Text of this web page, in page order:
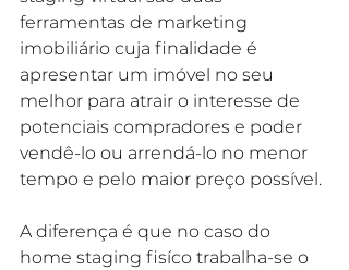
ferramentas de marketing
imobiliário cuja finalidade é
apresentar um imóvel no seu
melhor para atrair o interesse de
potenciais compradores e poder
vendê-lo ou arrendá-lo no menor
tempo e pelo maior preço possível.
A diferença é que no caso do
home staging fisíco trabalha-se o